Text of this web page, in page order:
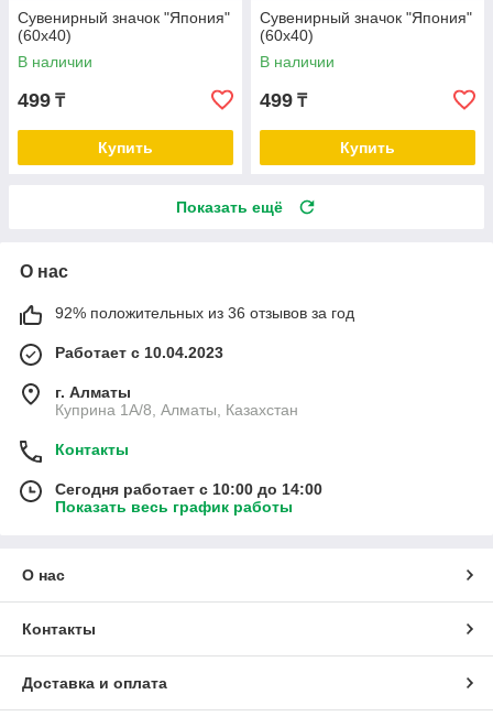
Сувенирный значок "Япония"
(60х40)
В наличии
499 ₸
Купить
Сувенирный значок "Япония"
(60х40)
В наличии
499 ₸
Купить
Показать ещё
О нас
92% положительных из 36 отзывов за год
Работает с 10.04.2023
г. Алматы
Куприна 1A/8, Алматы, Казахстан
Контакты
Сегодня работает с 10:00 до 14:00
Показать весь график работы
О нас
Контакты
Доставка и оплата